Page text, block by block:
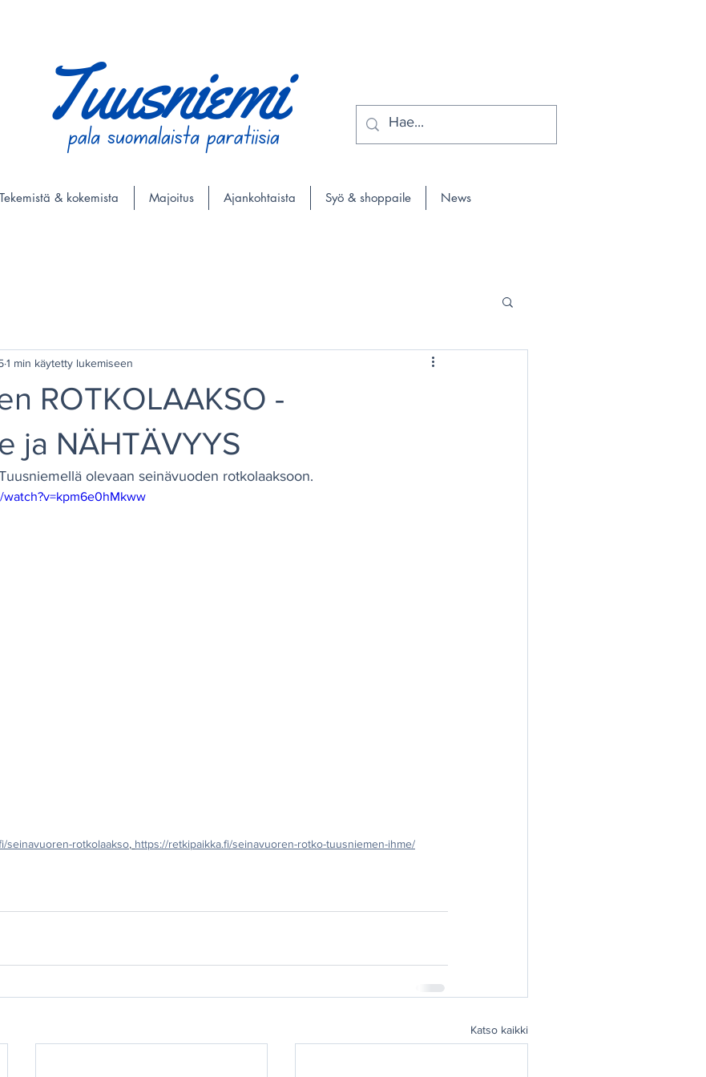
Tekemistä & kokemista Majoitus Ajankohtaista Syö & shoppaile News
ROTKOLAAKSO -
ja NÄHTÄVYYS
1 min käytetty lukemiseen
olevaan seinävuoden rotkolaaksoon.
seinavuoren-rotkolaakso, https://retkipaikka.fi/seinavuoren-rotko-tuusniemen-ihme/
Katso kaikki